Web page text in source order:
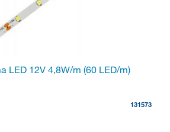
LED 12V 4,8W/m (60 LED/m)
131573